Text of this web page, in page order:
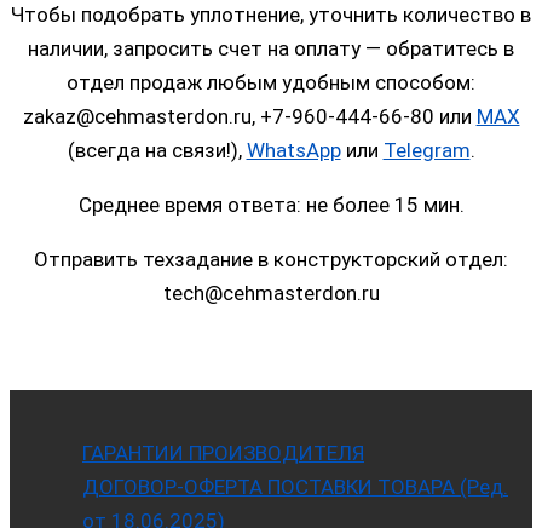
Чтобы подобрать уплотнение, уточнить количество в
наличии, запросить счет на оплату — обратитесь в
отдел продаж любым удобным способом:
zakaz@cehmasterdon.ru, +7-960-444-66-80 или MAX
(всегда на связи!), WhatsAppили Telegram.
Среднее время ответа: не более 15 мин.
Отправить техзадание в конструкторский отдел:
tech@cehmasterdon.ru
ГАРАНТИИ ПРОИЗВОДИТЕЛЯ
ДОГОВОР-ОФЕРТА ПОСТАВКИ ТОВАРА (Ред.
от 18.06.2025)